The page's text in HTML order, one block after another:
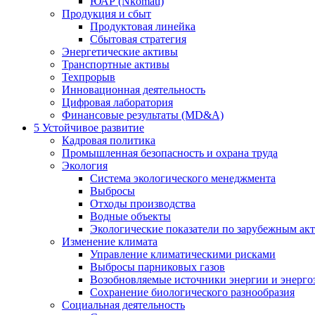
Продукция и сбыт
Продуктовая линейка
Сбытовая стратегия
Энергетические активы
Транспортные активы
Техпрорыв
Инновационная деятельность
Цифровая лаборатория
Финансовые результаты (MD&A)
5 Устойчивое развитие
Кадровая политика
Промышленная безопасность и охрана труда
Экология
Система экологического менеджмента
Выбросы
Отходы производства
Водные объекты
Экологические показатели по зарубежным
Изменение климата
Управление климатическими рисками
Выбросы парниковых газов
Возобновляемые источники энергии и
Сохранение биологического разнообразия
Социальная деятельность